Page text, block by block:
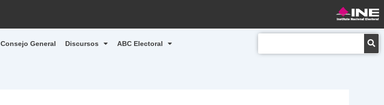
Consejo General Discursos ABC Electoral